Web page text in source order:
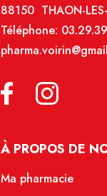
88150 THAON-
Téléphone:
À PROPOS DE
Ma pharmacie